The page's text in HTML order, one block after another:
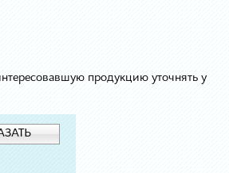
продукцию уточнять у